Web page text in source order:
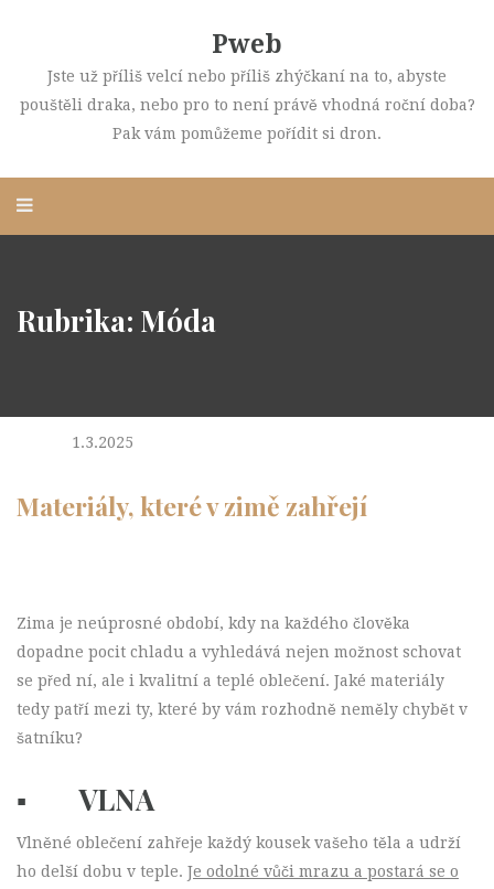
Pweb
Jste už příliš velcí nebo příliš zhýčkaní na to, abyste
pouštěli draka, nebo pro to není právě vhodná roční doba?
Pak vám pomůžeme pořídit si dron.
Rubrika: Móda
1.3.2025
Materiály, které v zimě zahřejí
Zima je neúprosné období, kdy na každého člověka
dopadne pocit chladu a vyhledává nejen možnost schovat
se před ní, ale i kvalitní a teplé oblečení. Jaké materiály
tedy patří mezi ty, které by vám rozhodně neměly chybět v
šatníku?
▪ VLNA
Vlněné oblečení zahřeje každý kousek vašeho těla a udrží
ho delší dobu v teple. Je odolné vůči mrazu a postará se o